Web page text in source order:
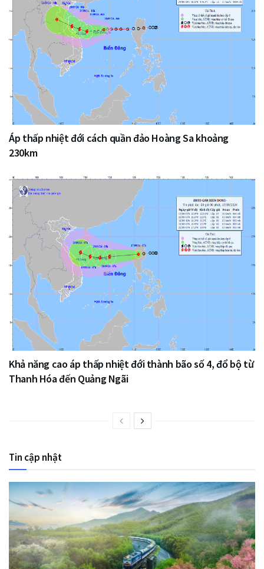
Áp thấp nhiệt đới cách quần đảo Hoàng Sa khoảng
230km
Khả năng cao áp thấp nhiệt đới thành bão số 4, đổ bộ từ
Thanh Hóa đến Quảng Ngãi
Tin cập nhật